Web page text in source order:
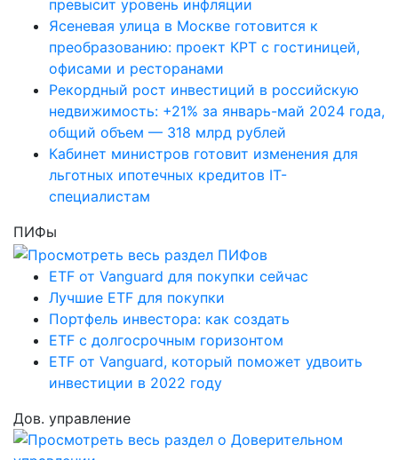
превысит уровень инфляции
Ясеневая улица в Москве готовится к
преобразованию: проект КРТ с гостиницей,
офисами и ресторанами
Рекордный рост инвестиций в российскую
недвижимость: +21% за январь-май 2024 года,
общий объем — 318 млрд рублей
Кабинет министров готовит изменения для
льготных ипотечных кредитов IT-
специалистам
ПИФы
ETF от Vanguard для покупки сейчас
Лучшие ETF для покупки
Портфель инвестора: как создать
ETF с долгосрочным горизонтом
ETF от Vanguard, который поможет удвоить
инвестиции в 2022 году
Дов. управление